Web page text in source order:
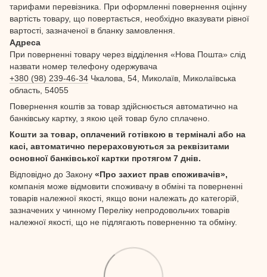
тарифами перевізника. При оформленні повернення оцінну
вартість товару, що повертається, необхідно вказувати рівної
вартості, зазначеної в бланку замовлення.
Адреса
При поверненні товару через відділення «Нова Пошта» слід
назвати номер телефону одержувача
+380 (98) 239-46-34 Чкалова, 54, Миколаїв, Миколаївська
область, 54055
Повернення коштів за товар здійснюється автоматично на
банківську картку, з якою цей товар було сплачено.
Кошти за товар, оплачений готівкою в терміналі або на
касі, автоматично перераховуються за реквізитами
основної банківської картки протягом 7 днів.
Відповідно до Закону «Про захист прав споживачів»,
компанія може відмовити споживачу в обміні та поверненні
товарів належної якості, якщо вони належать до категорій,
зазначених у чинному Переліку непродовольчих товарів
належної якості, що не підлягають поверненню та обміну.